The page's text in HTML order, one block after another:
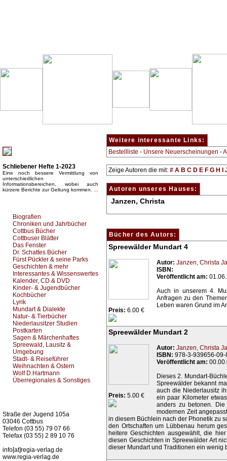
Schliebener Hefte 1-2023
Eine noch bessere Vermittlung von
unterschiedlichen
Informationsbereichen, wobei auch
kürzere Berichte zur Geltung kommen. ...
Biografien
Chroniken und Jahrbücher
Cottbus Bücher
Cottbuser Blätter
Das Fenster
Dr. Schattes Bücher
Fürst Pückler & seine Parks
Geschichten & mehr
Interessantes & Wissenswertes
Kalender, CD & DVD
Kinder- & Jugendbücher
Kochbücher
Lyrik
Mundart & Dialekte
Natur- & Tierbücher
Niederlausitzer Studien
Postkarten
Sagen & Märchenhaftes
Spreewald, Lausitz &
Umgebung
Stadt- & Reiseführer
Weihnachten & Ostern
Wolf D.Hartmann
Überregionales & Sonstiges
Straße der Jugend 105a
03046 Cottbus
Telefon (03 55) 79 07 66
Telefax (03 55) 2 89 10 76
info[at]regia-verlag.de
www.regia-verlag.de
Weitere interessante Links:
Bestellliste - Unsere Neuerscheinungen -
Zeige Autoren die mit: # A B C D E F G H
Autoren unseres Hauses:
Janzen, Christa
Bücher des Autors:
Spreewälder Mundart 4
Preis: 6.00 €
Autor: Janzen, Christa
ISBN:
Veröffentlicht am:
Auch in unserem 4.
Anfragen zu den
Leben waren Grund im
Spreewälder Mundart 2
Preis: 5.00 €
Autor: Janzen, Christa
ISBN: 978-3-939656-09-
Veröffentlicht am:
Dieses 2. Mundart-
Spreewälder bekannt
auch die Niederlausitz
ein paar Kilometer
anders zu betonen.
modernen Zeit
in diesem Büchlein nach der Phonetik zu
den Ortschaften um Lübbenau herum
heitere Geschichten ausgewählt, die
diesen Geschichten in Spreewälder Art
dieser Mundart und Traditionen ein wenig